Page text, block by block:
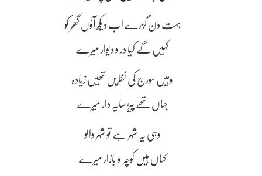
بہت دن گزرے اب دیکھ آؤں گھر کو
کہیں گے کیا در و دیوار میرے
وہیں سورج کی نظریں تھیں زیادہ
جہاں تھے پیڑ سایہ دار میرے
وہی یہ شہر ہے تو شہر والو
کہاں ہیں کوچہ و بازار میرے